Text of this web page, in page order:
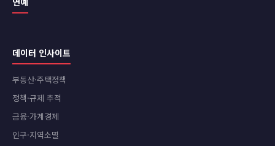
데이터 인사이트
부동산·주택정책
정책·규제 추적
금융·가계경제
인구·지역소멸